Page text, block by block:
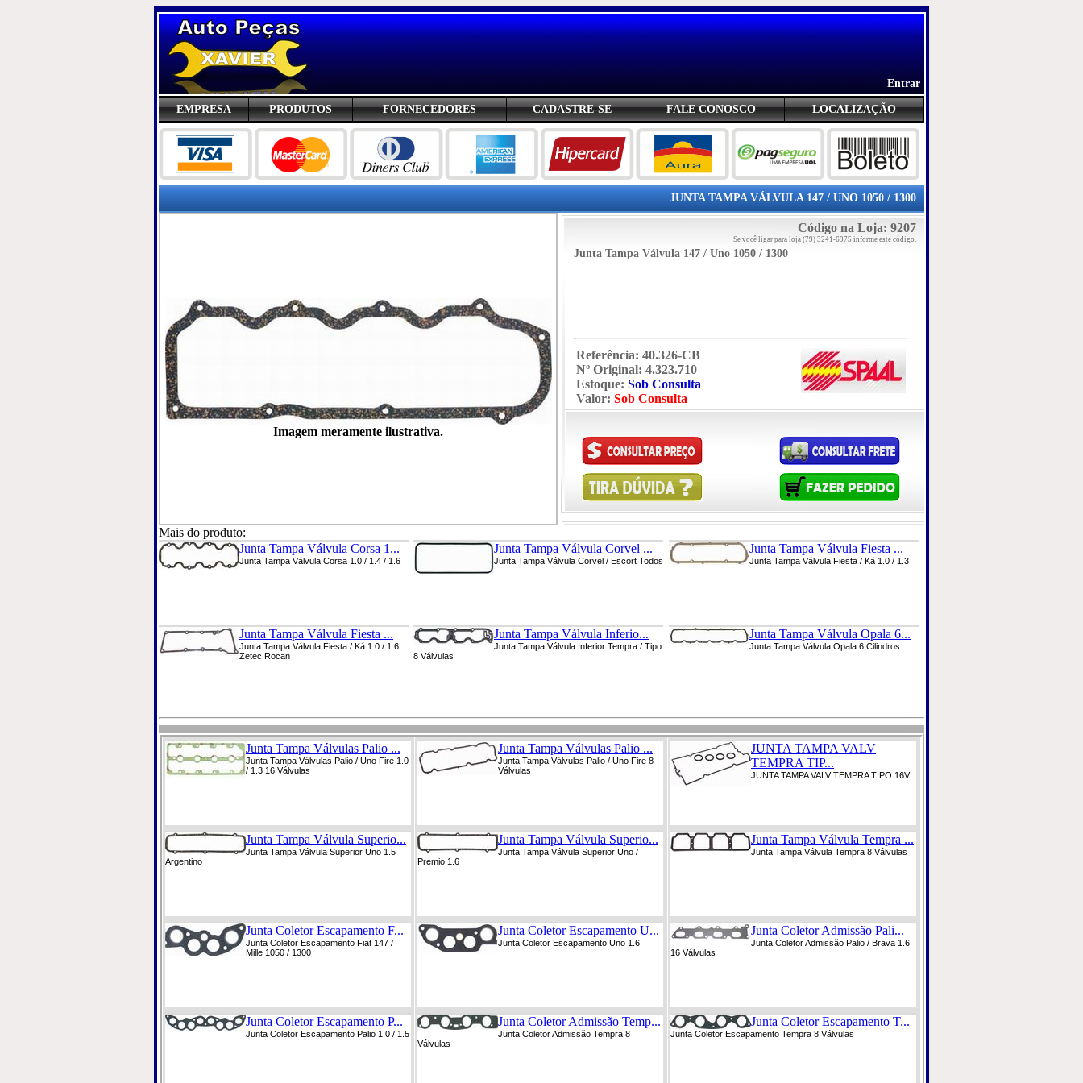
Entrar
EMPRESA PRODUTOS FORNECEDORES CADASTRE-SE FALE CONOSCO LOCALIZAÇÃO
JUNTA TAMPA VÁLVULA 147 / UNO 1050 / 1300
Imagem meramente ilustrativa.
Código na Loja: 9207
Se você ligar para loja (79) 3241-6975 informe este código.
Junta Tampa Válvula 147 / Uno 1050 / 1300
Referência: 40.326-CB
Nº Original: 4.323.710
Estoque: Sob Consulta
Valor: Sob Consulta
Mais do produto:
Junta Tampa Válvula Corsa 1...
Junta Tampa Válvula Corsa 1.0 / 1.4 / 1.6
Junta Tampa Válvula Corvel ...
Junta Tampa Válvula Corvel / Escort Todos
Junta Tampa Válvula Fiesta ...
Junta Tampa Válvula Fiesta / Ká 1.0 / 1.3
Junta Tampa Válvula Fiesta ...
Junta Tampa Válvula Fiesta / Ká 1.0 / 1.6
Zetec Rocan
Junta Tampa Válvula Inferio...
Junta Tampa Válvula Inferior Tempra / Tipo
8 Válvulas
Junta Tampa Válvula Opala 6...
Junta Tampa Válvula Opala 6 Cilindros
Junta Tampa Válvulas Palio ...
Junta Tampa Válvulas Palio / Uno Fire 1.0
/ 1.3 16 Válvulas
Junta Tampa Válvulas Palio ...
Junta Tampa Válvulas Palio / Uno Fire 8
Válvulas
JUNTA TAMPA VALV
TEMPRA TIP...
JUNTA TAMPA VALV TEMPRA TIPO 16V
Junta Tampa Válvula Superio...
Junta Tampa Válvula Superior Uno 1.5
Argentino
Junta Tampa Válvula Superio...
Junta Tampa Válvula Superior Uno /
Premio 1.6
Junta Tampa Válvula Tempra ...
Junta Tampa Válvula Tempra 8 Válvulas
Junta Coletor Escapamento F...
Junta Coletor Escapamento Fiat 147 /
Mille 1050 / 1300
Junta Coletor Escapamento U...
Junta Coletor Escapamento Uno 1.6
Junta Coletor Admissão Pali...
Junta Coletor Admissão Palio / Brava 1.6
16 Válvulas
Junta Coletor Escapamento P...
Junta Coletor Escapamento Palio 1.0 / 1.5
Junta Coletor Admissão Temp...
Junta Coletor Admissão Tempra 8
Válvulas
Junta Coletor Escapamento T...
Junta Coletor Escapamento Tempra 8 Válvulas